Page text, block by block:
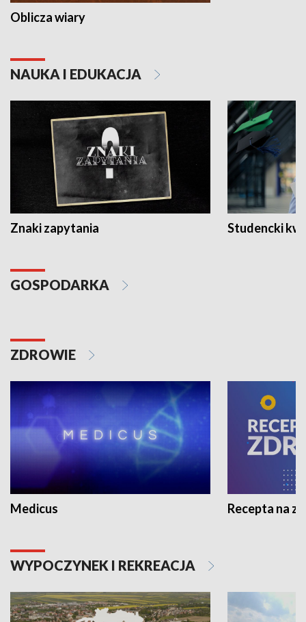
Oblicza wiary
NAUKA I EDUKACJA
Znaki zapytania Studencki
GOSPODARKA
ZDROWIE
Medicus Recepta na
WYPOCZYNEK I REKREACJA